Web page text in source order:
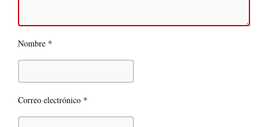
Nombre *
Correo electrónico *